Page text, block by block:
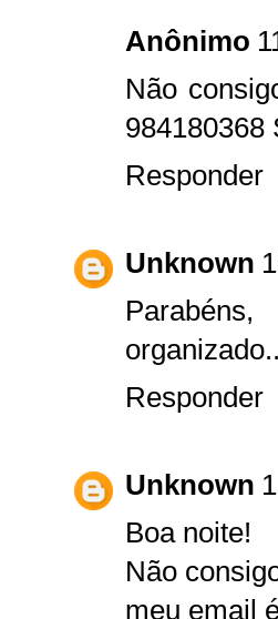
Anônimo
Não
984180368
Responder
Unknown
Responder
Unknown
Boa noite!
Não
meu email